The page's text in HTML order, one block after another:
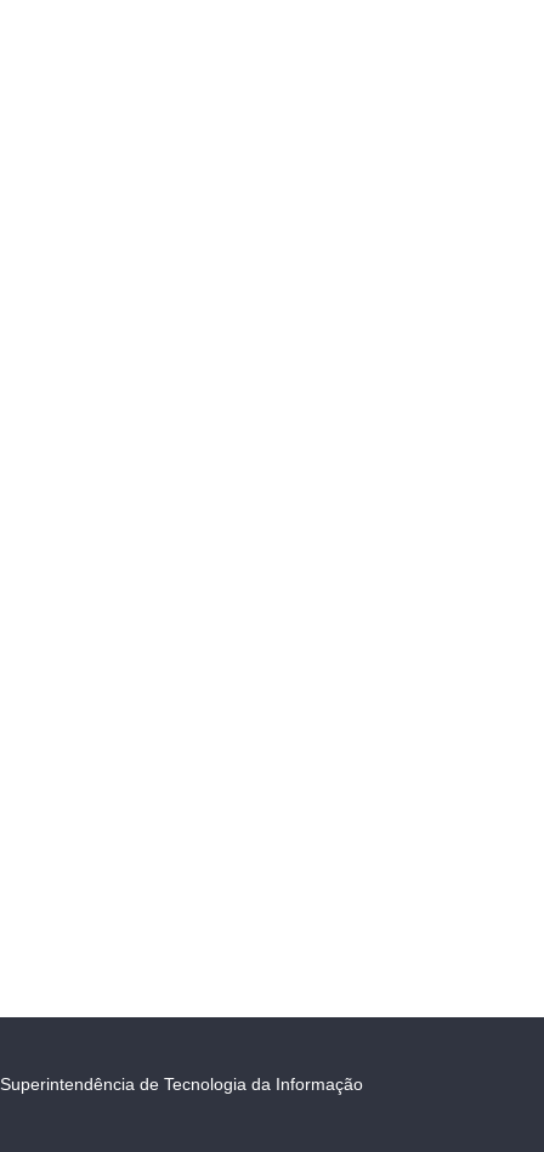
Superintendência de Tecnologia da Informação